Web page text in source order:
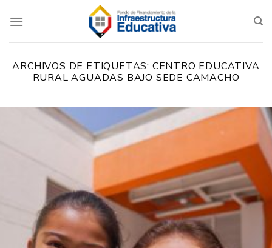
ARCHIVOS DE ETIQUETAS: CENTRO EDUCATIVA
RURAL AGUADAS BAJO SEDE CAMACHO